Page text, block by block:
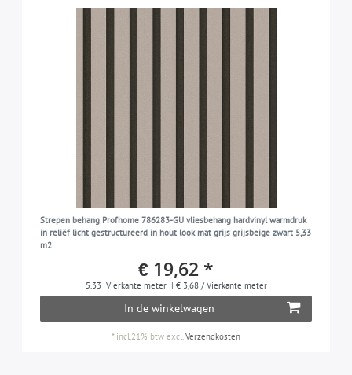
Strepen behang Profhome 786283-GU vliesbehang hardvinyl warmdruk
in reliëf licht gestructureerd in hout look mat grijs grijsbeige zwart 5,33
m2
€ 19,62 *
5.33 Vierkante meter | € 3,68 / Vierkante meter
In de winkelwagen
* incl.21% btw excl.Verzendkosten